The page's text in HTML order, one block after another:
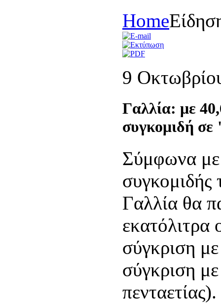
Home
9
Γαλλία: με
συγκομιδή
Σύμφωνα με
Γαλλία θα
εκατόλιτρα
σύγκριση
σύγκριση
πενταετίας).